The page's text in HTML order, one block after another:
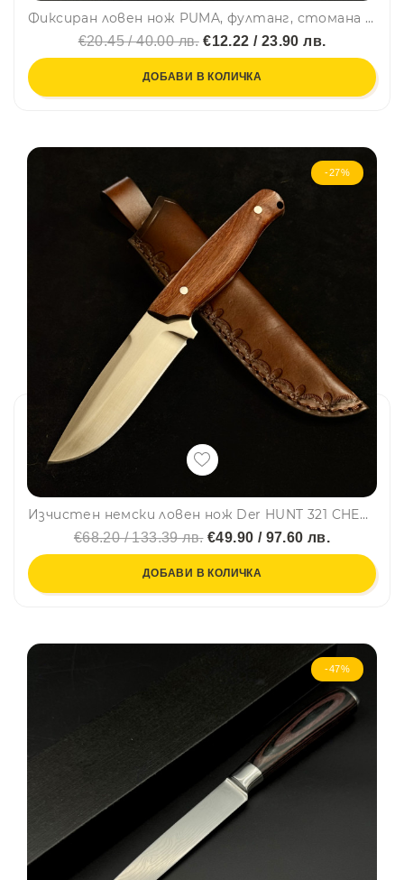
Фиксиран ловен нож PUMA, фултанг, стомана 65х13, гравирано острие и гард, дръжка орех, кания карбон-текстил
€20.45 / 40.00 лв.€12.22 / 23.90 лв.
ДОБАВИ В КОЛИЧКА
-27%
Изчистен немски ловен нож Der HUNT 321 CHERRY, фултанг стомана 5Cr13Mov, дръжка череша, кожена кания
€68.20 / 133.39 лв.€49.90 / 97.60 лв.
ДОБАВИ В КОЛИЧКА
-47%